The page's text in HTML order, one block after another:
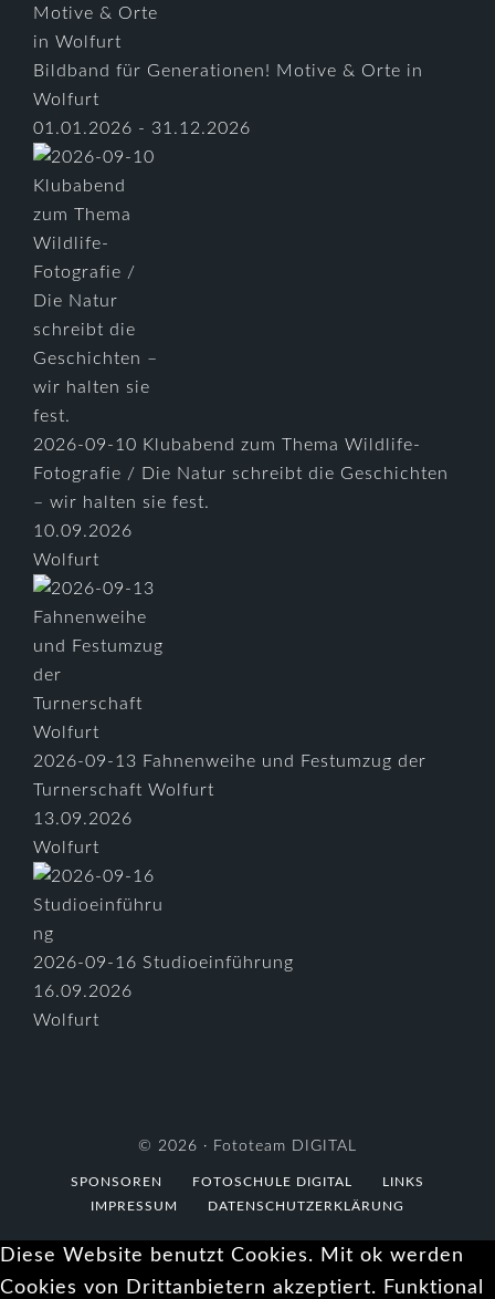
Bildband für Generationen! Motive & Orte in
Wolfurt
01.01.2026 - 31.12.2026
2026-09-10 Klubabend zum Thema Wildlife-
Fotografie / Die Natur schreibt die Geschichten
– wir halten sie fest.
10.09.2026
Wolfurt
2026-09-13 Fahnenweihe und Festumzug der
Turnerschaft Wolfurt
13.09.2026
Wolfurt
2026-09-16 Studioeinführung
16.09.2026
Wolfurt
© 2026 · Fototeam DIGITAL
SPONSOREN FOTOSCHULE DIGITAL
LINKS
IMPRESSUM
DATENSCHUTZERKLÄRUNG
Diese Website benutzt Cookies. Mit ok werden
Cookies von Drittanbietern akzeptiert. Funktional